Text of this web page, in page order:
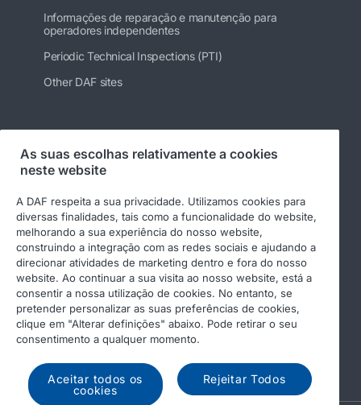
Informações de reparação e manutenção para
operadores independentes
Periodic Technical Inspections (PTI)
Other DAF sites
Siga-nos
© 2026 DAF
Aviso legal
Declaração de privacidade
DAF e cookies
As suas escolhas relativamente a cookies
neste website
A DAF respeita a sua privacidade. Utilizamos cookies para
diversas finalidades, tais como a funcionalidade do website,
melhorando a sua experiência do nosso website,
construindo a integração com as redes sociais e ajudando a
direcionar atividades de marketing dentro e fora do nosso
website. Ao continuar a sua visita ao nosso website, está a
consentir a nossa utilização de cookies. No entanto, se
pretender personalizar as suas preferências de cookies,
clique em "Alterar definições" abaixo. Pode retirar o seu
consentimento a qualquer momento.
Aceitar todos os
cookies
Rejeitar Todos